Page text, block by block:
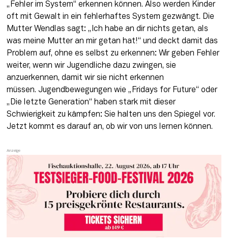
„Fehler im System“ erkennen können. Also werden Kinder
oft mit Gewalt in ein fehlerhaftes System gezwängt. Die
Mutter Wendlas sagt: „Ich habe an dir nichts getan, als
was meine Mutter an mir getan hat!“ und deckt damit das
Problem auf, ohne es selbst zu erkennen: Wir geben Fehler
weiter, wenn wir Jugendliche dazu zwingen, sie
anzuerkennen, damit wir sie nicht erkennen
müssen. Jugendbewegungen wie „Fridays for Future“ oder
„Die letzte Generation“ haben stark mit dieser
Schwierigkeit zu kämpfen: Sie halten uns den Spiegel vor.
Jetzt kommt es darauf an, ob wir von uns lernen können.